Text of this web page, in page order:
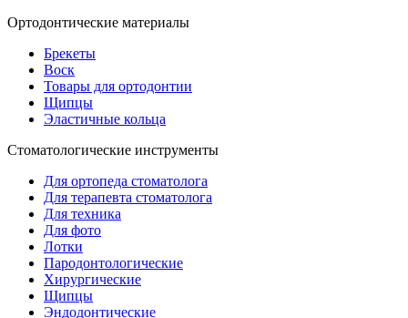
Ортодонтические материалы
Брекеты
Воск
Товары для ортодонтии
Щипцы
Эластичные кольца
Стоматологические инструменты
Для ортопеда стоматолога
Для терапевта стоматолога
Для техника
Для фото
Лотки
Пародонтологические
Хирургические
Щипцы
Эндодонтические